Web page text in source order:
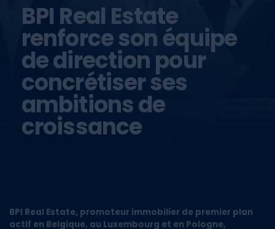
BPI Real Estate
renforce son équipe
de direction pour
concrétiser ses
ambitions de
croissance
BPI Real Estate, promoteur immobilier de premier plan
actif en Belgique, au Luxembourg et en Pologne,